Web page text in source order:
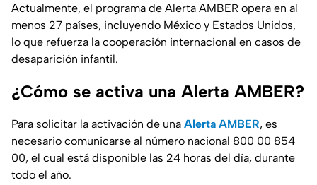
Actualmente, el programa de Alerta AMBER opera en al
menos 27 países, incluyendo México y Estados Unidos,
lo que refuerza la cooperación internacional en casos de
desaparición infantil.
¿Cómo se activa una Alerta AMBER?
Para solicitar la activación de una Alerta AMBER, es
necesario comunicarse al número nacional 800 00 854
00, el cual está disponible las 24 horas del día, durante
todo el año.